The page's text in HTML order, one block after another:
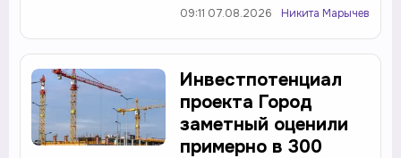
09:11 07.08.2026 Никита Марычев
Инвестпотенциал
проекта Город
заметный оценили
примерно в 300